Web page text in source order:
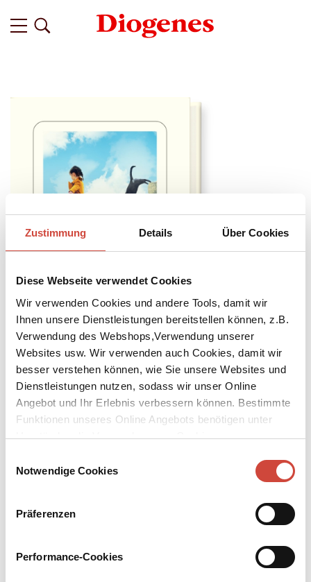
Zustimmung Details Über Cookies
Diese Webseite verwendet Cookies
Wir verwenden Cookies und andere Tools, damit wir
Ihnen unsere Dienstleistungen bereitstellen können, z.B.
Verwendung des Webshops,Verwendung unserer
Websites usw. Wir verwenden auch Cookies, damit wir
besser verstehen können, wie Sie unsere Websites und
Dienstleistungen nutzen, sodass wir unser Online
Angebot und Ihr Erlebnis verbessern können. Bestimmte
Funktionen unseres Online Angebots benötigen unter
Umständen die Verwendung von Cookies von
Notwendige Cookies
Präferenzen
Performance-Cookies
Download Bilddatei ↘
Die Sterne ordnen
Die zehnjährige Francesca kümmert sich hingebungsvoll um eine
vermutet hinter dem Schweigen ein Geheimnis. Niemand weiß,
was das Kind unter Mussolini und im Krieg erlebt hat. Erst seit